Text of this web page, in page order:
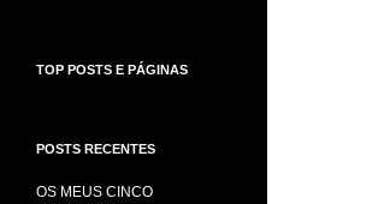
TOP POSTS E PÁGINAS
POSTS RECENTES
OS MEUS CINCO